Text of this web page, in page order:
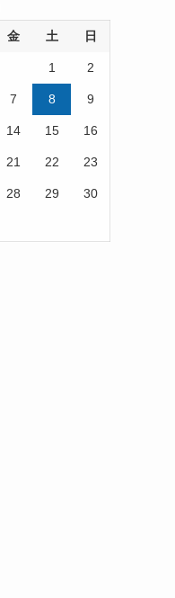
金 土 日
1 2
7 8 9
14 15 16
21 22 23
28 29 30